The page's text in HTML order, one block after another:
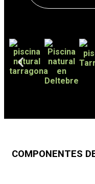
COMPONENTES